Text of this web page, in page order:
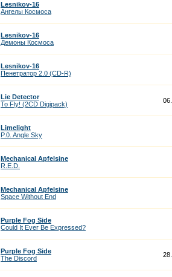
Lesnikov-16
Ангелы Космоса
Lesnikov-16
Демоны Космоса
Lesnikov-16
Пенетратор 2.0 (CD-R)
Lie Detector
To Fly! (2CD Digipack)
Limelight
P.0. Angle Sky
Mechanical Apfelsine
R.E.D.
Mechanical Apfelsine
Space Without End
Purple Fog Side
Could It Ever Be Expressed?
Purple Fog Side
The Discord